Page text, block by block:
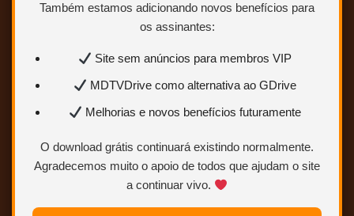
Também estamos adicionando novos benefícios para
os assinantes:
Site sem anúncios para membros VIP
MDTVDrive como alternativa ao GDrive
Melhorias e novos benefícios futuramente
O download grátis continuará existindo normalmente.
Agradecemos muito o apoio de todos que ajudam o site
a continuar vivo.